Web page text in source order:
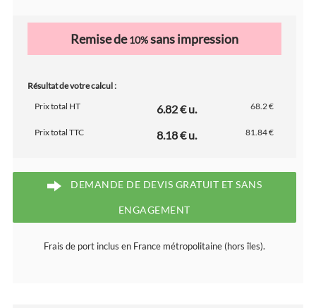
Remise de10%sans impression
Résultat de votre calcul :
Prix total HT
6.82 € u. 68.2 €
Prix total TTC 8.18 € u. 81.84 €
DEMANDE DE DEVIS GRATUIT ET SANS
ENGAGEMENT
Frais de port inclus en France métropolitaine (hors îles).